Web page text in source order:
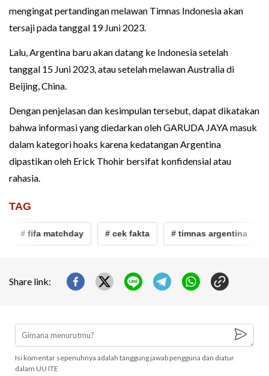
mengingat pertandingan melawan Timnas Indonesia akan
tersaji pada tanggal 19 Juni 2023.
Lalu, Argentina baru akan datang ke Indonesia setelah
tanggal 15 Juni 2023, atau setelah melawan Australia di
Beijing, China.
Dengan penjelasan dan kesimpulan tersebut, dapat dikatakan
bahwa informasi yang diedarkan oleh GARUDA JAYA masuk
dalam kategori hoaks karena kedatangan Argentina
dipastikan oleh Erick Thohir bersifat konfidensial atau
rahasia.
TAG
# fifa matchday # cek fakta # timnas argentina
Share link:
Isi komentar sepenuhnya adalah tanggung jawab pengguna dan diatur
dalam UU ITE